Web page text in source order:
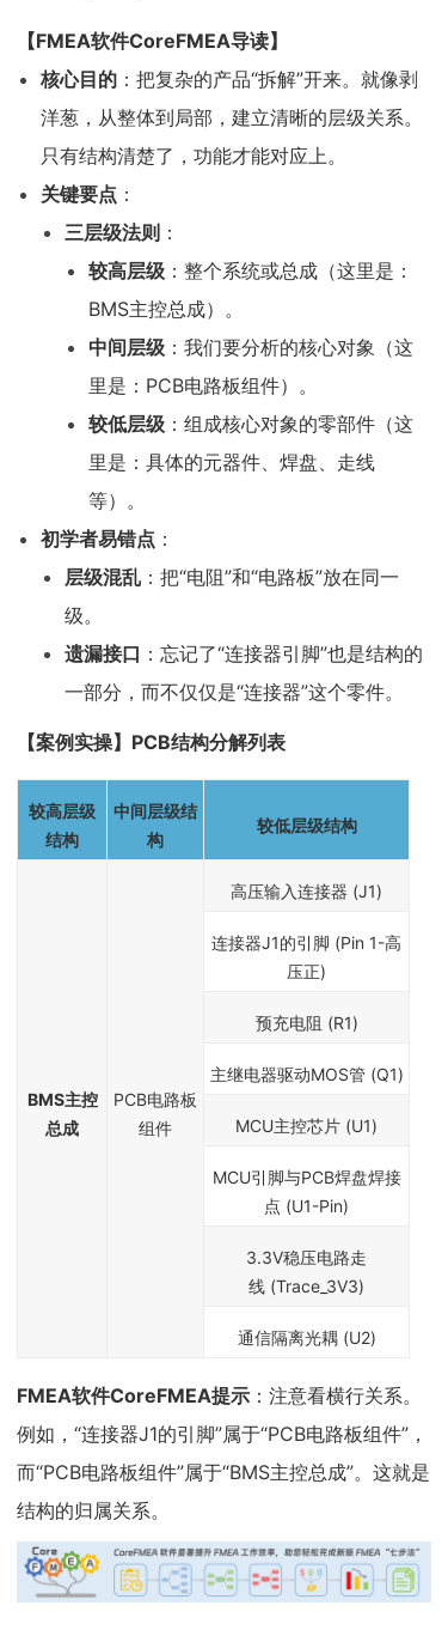
【FMEA软件CoreFMEA导读】
核心目的 ：把复杂的产品“拆解”开来。就像剥
洋葱，从整体到局部，建立清晰的层级关系。
只有结构清楚了，功能才能对应上。
关键要点 ：
三层级法则 ：
较高层级 ：整个系统或总成（这里是：
BMS主控总成）。
中间层级 ：我们要分析的核心对象（这
里是：PCB电路板组件）。
较低层级 ：组成核心对象的零部件（这
里是：具体的元器件、焊盘、走线
等）。
初学者易错点 ：
层级混乱 ：把“电阻”和“电路板”放在同一
级。
遗漏接口 ：忘记了“连接器引脚”也是结构的
一部分，而不仅仅是“连接器”这个零件。
【案例实操】PCB结构分解列表
较高层级
结构
中间层级结
构
较低层级结构
BMS主控
总成
PCB电路板
组件
高压输入连接器 (J1)
连接器J1的引脚 (Pin 1-高
压正)
预充电阻 (R1)
主继电器驱动MOS管 (Q1)
MCU主控芯片 (U1)
MCU引脚与PCB焊盘焊接
点 (U1-Pin)
3.3V稳压电路走
线 (Trace_3V3)
通信隔离光耦 (U2)
FMEA软件CoreFMEA提示 ：注意看横行关系。
例如，“连接器J1的引脚”属于“PCB电路板组件”，
而“PCB电路板组件”属于“BMS主控总成”。这就是
结构的归属关系。